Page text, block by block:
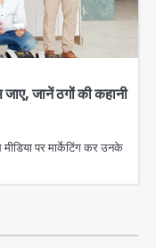
जानें ठगों की कहानी
पर मार्केटिंग कर उनके